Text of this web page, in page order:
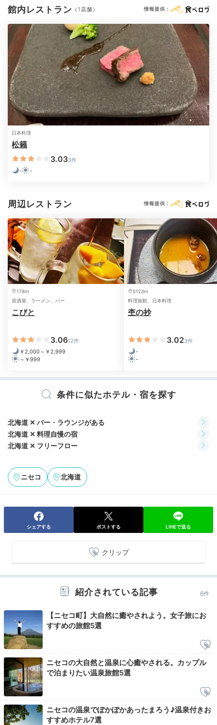
和食「袱流膳」例
理屋 松籟」ではニセコや北海道の旬菜を詰め込んだ創
作日本料理をいただきます。飲み物はフリーフロー。
日
本酒やワインを自由に味わって。
maa__ruu__00
山河膳というプランで、新鮮なお造りはもちろん美瑛牛
のステーキなど贅沢なメニューが勢揃い。春を感じさせ
る芽キャベツや菜の花など時期ならではの食材も堪能で
きました。
Night
20:30
ラウンジで過ごす
静かな大人の夜
ラウンジ「アペソ」でゆるりと夜時間。JAZZの流れる
ャラリーや心安らぐ暖炉が。
ンなどのフリードリンク
きます。
専用ラウンジで
時間限定の焼きマシュマロを楽しみまし
。その後はまた温泉に入ったり、お夜食のお茶漬けを
いただいたり♪
+1
2日目
Morning
07:00
足湯テラスで
爽やかな旅の朝を
※設備・アメニティは、確認が取れている情報を表示しています。
館内レストラン （1店舗） 情報提供：
日本料理
松籟
3.033件
-
-
周辺レストラン 情報提供：
178m
居酒屋、ラーメン、バー
こびと
3.0612件
￥2,000～￥2,999
～￥999
5123m
料理旅館、日本料理
杢の抄
3.023件
-
-
条件に似たホテル・宿を探す
北海道 ✕ バー・ラウンジがある
北海道 ✕ 料理自慢の宿
北海道 ✕ フリーフロー
ニセコ 北海道
シェアする ポストする LINEで送る
クリップ
紹介されている記事 6件
【ニセコ町】大自然に癒やされよう。女子旅にお
すすめの旅館5選
ニセコの大自然と温泉に心癒やされる。カップル
で泊まりたい温泉旅館5選
ニセコの温泉でぽかぽかあったまろう♪温泉付きお
すすめホテル7選